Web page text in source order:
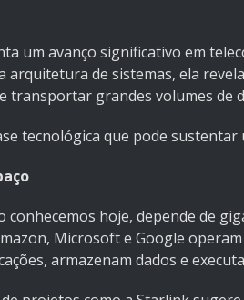
um avanço significativo em
arquitetura de sistemas, ela
transportar grandes volumes de
tecnológica que pode
conhecemos hoje, depende de
Microsoft e Google
armazenam dados e